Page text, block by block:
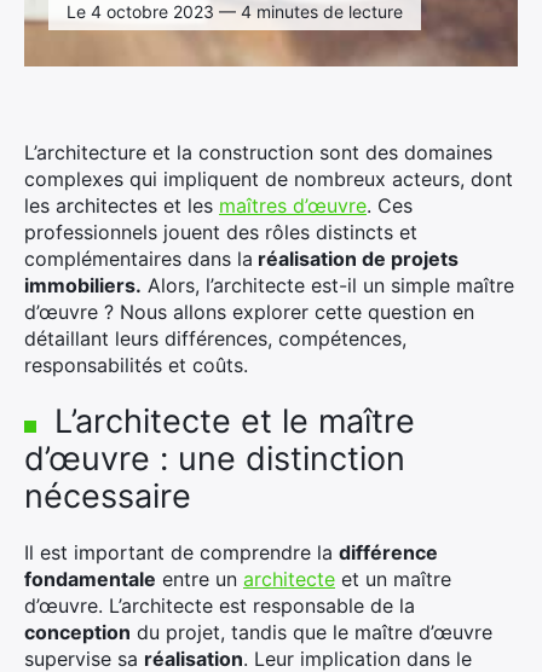
Le 4 octobre 2023 — 4 minutes de lecture
L’architecture et la construction sont des domaines
complexes qui impliquent de nombreux acteurs, dont
les architectes et les maîtres d’œuvre. Ces
professionnels jouent des rôles distincts et
complémentaires dans la réalisation de projets
immobiliers. Alors, l’architecte est-il un simple maître
d’œuvre ? Nous allons explorer cette question en
détaillant leurs différences, compétences,
responsabilités et coûts.
L’architecte et le maître
d’œuvre : une distinction
nécessaire
Il est important de comprendre la différence
fondamentale entre un architecte et un maître
d’œuvre. L’architecte est responsable de la
conception du projet, tandis que le maître d’œuvre
supervise sa réalisation. Leur implication dans le